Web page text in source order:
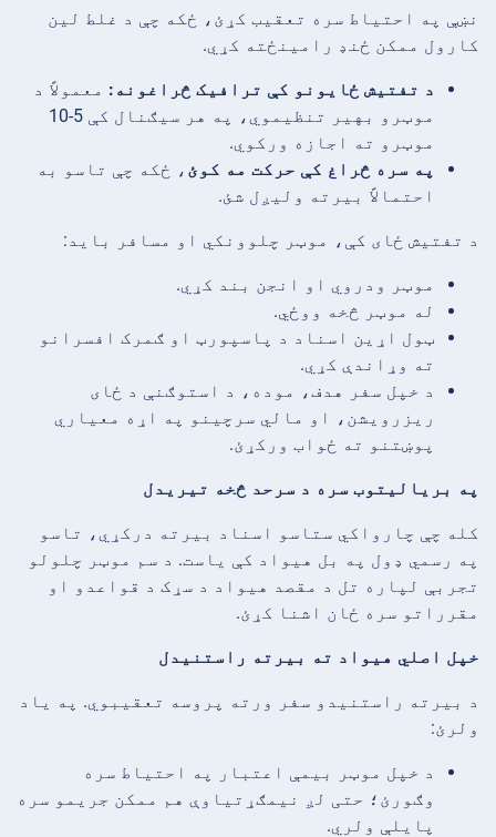
نښې په احتیاط سره تعقیب کړئ، ځکه چې د غلط لین
کارول ممکن ځنډ رامینځته کړي.
د تفتیش ځایونو کې ترافیک څراغونه: معمولاً د
موټرو بهیر تنظیموي، په هر سیګنال کې 5-10
موټرو ته اجازه ورکوي.
په سره څراغ کې حرکت مه کوئ ، ځکه چې تاسو به
احتمالاً بیرته ولیږل شئ.
د تفتیش ځای کې، موټر چلوونکي او مسافر باید:
موټر ودروي او انجن بند کړي.
له موټر څخه ووځي.
ټول اړین اسناد د پاسپورټ او ګمرک افسرانو
ته وړاندې کړي.
د خپل سفر هدف، موده، د استوګنې د ځای
ریزرویشن، او مالي سرچینو په اړه معیاري
پوښتنو ته ځواب ورکړئ.
په بریالیتوب سره د سرحد څخه تیریدل
کله چې چارواکي ستاسو اسناد بیرته درکړي، تاسو
په رسمي ډول په بل هیواد کې یاست. د سم موټر چلولو
تجربې لپاره تل د مقصد هیواد د سړک د قواعدو او
مقرراتو سره ځان اشنا کړئ.
خپل اصلي هیواد ته بیرته راستنیدل
د بیرته راستنیدو سفر ورته پروسه تعقیبوي. په یاد
ولرئ:
د خپل موټر بیمې اعتبار په احتیاط سره
وګورئ؛ حتی لږ نیمګړتیاوې هم ممکن جریمو سره
پایلې ولري.